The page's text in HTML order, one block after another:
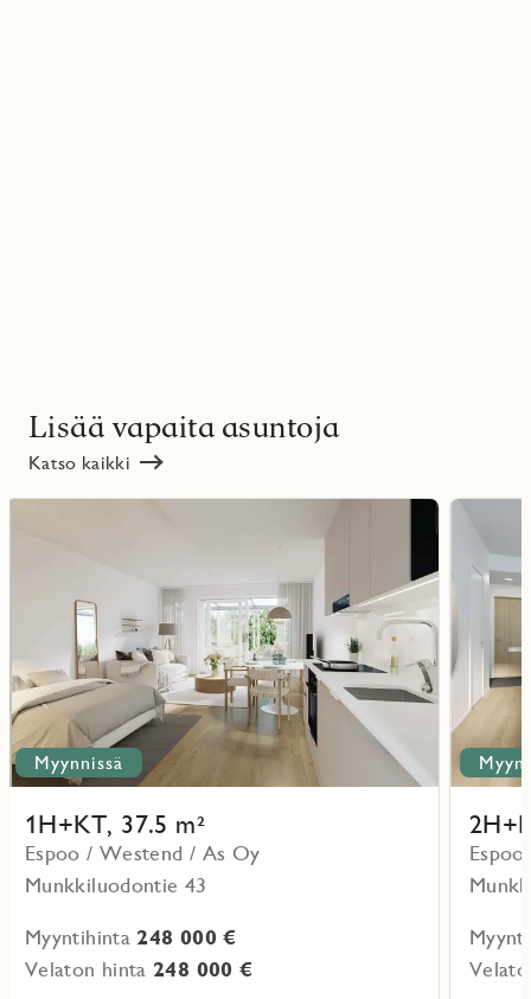
Lisää vapaita asuntoja
Katso kaikki
Myynnissä
1H+KT, 37.5 m²
Espoo / Westend / As Oy
Munkkiluodontie 43
Myyntihinta 248 000 €
Velaton hinta 248 000 €
Lue
kohteesta